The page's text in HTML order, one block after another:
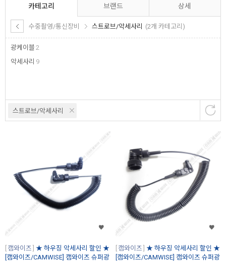
카테고리
수중촬영/통신장비 스트로브/악세사리 (2개 카테고리)
광케이블 2
악세사리 9
브랜드 상세
스트로브/악세사리
캠와이즈 ★ 하우징 악세사리 할인 ★
[캠와이즈/CAMWISE] 캠와이즈 슈퍼광
캠와이즈 ★ 하우징 악세사리 할인 ★
[캠와이즈/CAMWISE] 캠와이즈 슈퍼광